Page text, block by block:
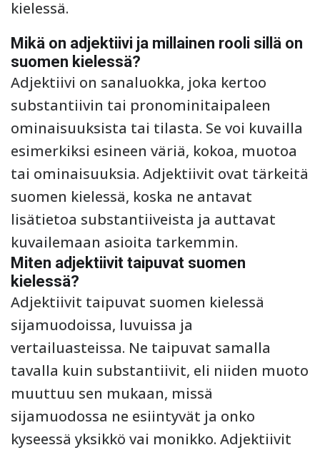
kielessä.
Mikä on adjektiivi ja millainen rooli sillä on
suomen kielessä?
Adjektiivi on sanaluokka, joka kertoo
substantiivin tai pronominitaipaleen
ominaisuuksista tai tilasta. Se voi kuvailla
esimerkiksi esineen väriä, kokoa, muotoa
tai ominaisuuksia. Adjektiivit ovat tärkeitä
suomen kielessä, koska ne antavat
lisätietoa substantiiveista ja auttavat
kuvailemaan asioita tarkemmin.
Miten adjektiivit taipuvat suomen
kielessä?
Adjektiivit taipuvat suomen kielessä
sijamuodoissa, luvuissa ja
vertailuasteissa. Ne taipuvat samalla
tavalla kuin substantiivit, eli niiden muoto
muuttuu sen mukaan, missä
sijamuodossa ne esiintyvät ja onko
kyseessä yksikkö vai monikko. Adjektiivit